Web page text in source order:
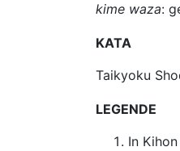
kime waza:
KATA
Taikyoku
LEGENDE
In